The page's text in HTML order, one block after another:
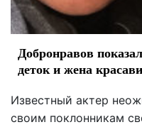
Добронравов
деток и жена
Известный актер
своим поклонникам